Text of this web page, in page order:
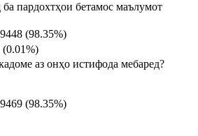
пардохтҳои бетамос маълумот
(98.35%)
(0.01%)
аз онҳо истифода мебаред?
(98.35%)